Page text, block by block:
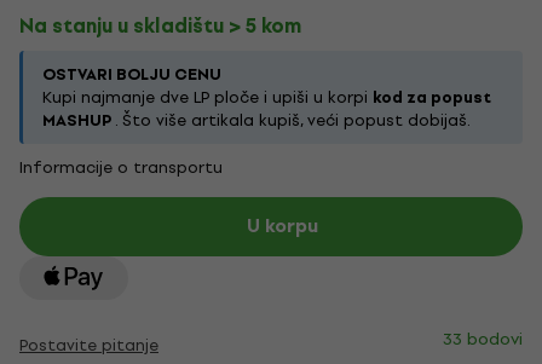
Na stanju u skladištu > 5 kom
OSTVARI BOLJU CENU
Kupi najmanje dve LP ploče i upiši u korpi kod za popust
MASHUP. Što više artikala kupiš, veći popust dobijaš.
Informacije o transportu
U korpu
Postavite pitanje 33 bodovi